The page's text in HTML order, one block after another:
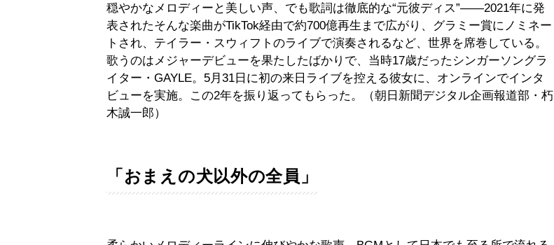
穏やかなメロディーと美しい声、でも歌詞は徹底的な“元彼ディス”――2021年に発
表されたそんな楽曲がTikTok経由で約700億再生まで広がり、グラミー賞にノミネー
トされ、テイラー・スウィフトのライブで演奏されるなど、世界を席巻している。
歌うのはメジャーデビューを果たしたばかりで、当時17歳だったシンガーソングラ
イター・GAYLE。5月31日に初の来日ライブを控える彼女に、オンラインでインタ
ビューを実施。この2年を振り返ってもらった。（朝日新聞デジタル企画報道部・朽
木誠一郎）
「おまえの犬以外の全員」